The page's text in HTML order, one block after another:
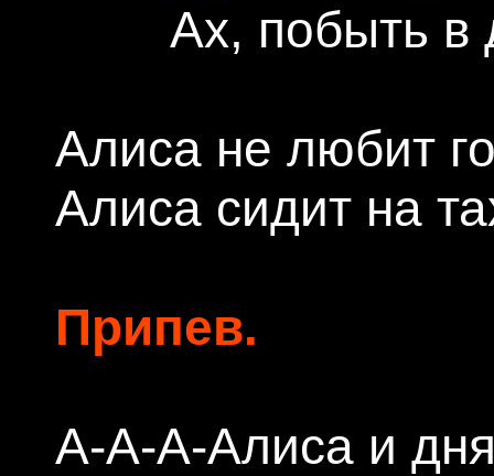
Ах, побыть
Алиса не любит
Алиса сидит на
Припев.
А-А-А-Алиса и